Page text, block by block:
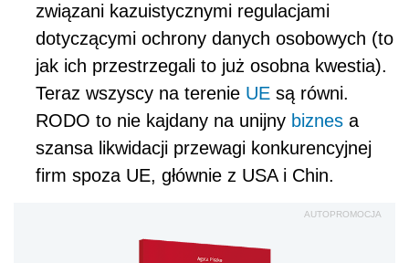
związani kazuistycznymi regulacjami
dotyczącymi ochrony danych osobowych (to
jak ich przestrzegali to już osobna kwestia).
Teraz wszyscy na terenie UE są równi.
RODO to nie kajdany na unijny biznes a
szansa likwidacji przewagi konkurencyjnej
firm spoza UE, głównie z USA i Chin.
AUTOPROMOCJA